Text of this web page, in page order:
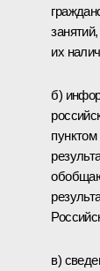
их
б)
в)